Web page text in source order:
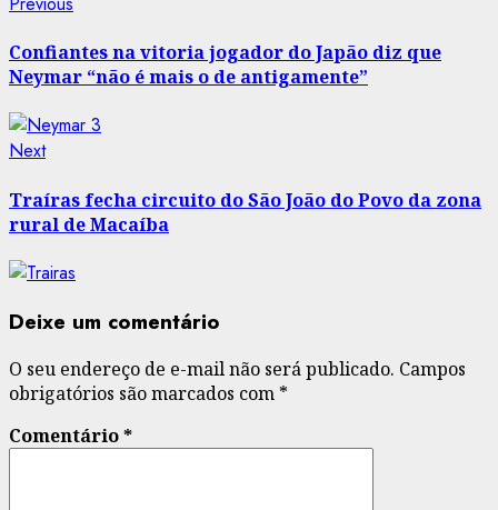
Post
navigation
Confiantes na vitoria jogador do Japão diz que
Neymar “não é mais o de antigamente”
NextNext
Traíras fecha circuito do São João do Povo da zona
rural de Macaíba
Deixe um comentário
O seu endereço de e-mail não será publicado. Campos
obrigatórios são marcados com *
Comentário*